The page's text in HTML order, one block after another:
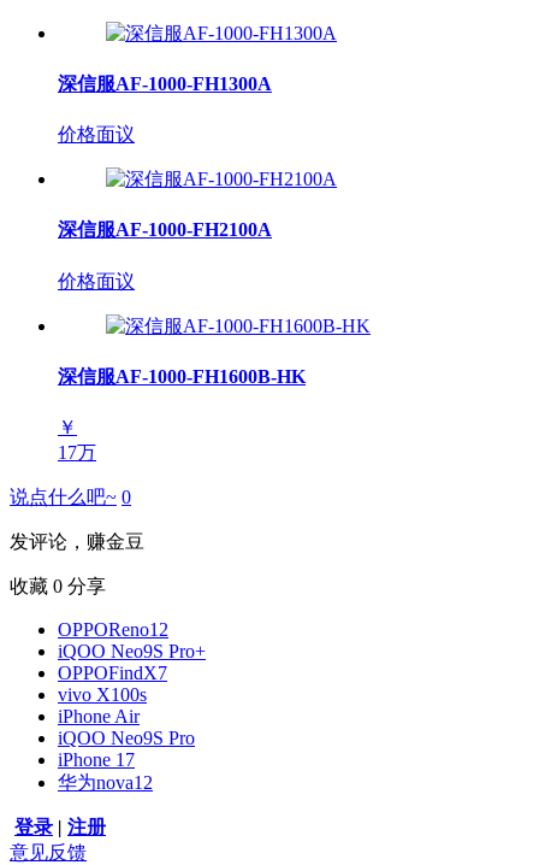
深信服AF-1000-FH1300A
价格面议
深信服AF-1000-FH2100A
价格面议
深信服AF-1000-FH1600B-HK
￥
17万
说点什么吧~ 0
发评论，赚金豆
收藏 0 分享
OPPOReno12
iQOO Neo9S Pro+
OPPOFindX7
vivo X100s
iPhone Air
iQOO Neo9S Pro
iPhone 17
华为nova12
登录 | 注册
意见反馈